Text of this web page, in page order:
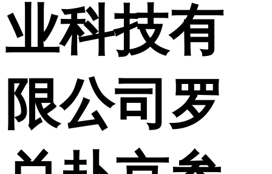
业科技有
限公司罗